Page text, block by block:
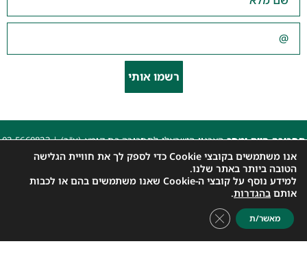
רשמו אותי
תחבורה היום ומחרהארגון הישראלי לתחבורה בת קימא (ע"ר) |03-5660823
|
beyarok@gmail.com
כל הזכויות שמורות 2025 | הצהרת נגישות האתר
עיצוב: עדי. עיצוב גרפי
אנו משתמשים בקובצי Cookie כדי לספק לך את חוויית הגלישה
הטובה ביותר באתר שלנו.
למידע נוסף על קובצי ה-Cookie שאנו משתמשים בהם או לכבות
אותם בהגדרות.
מאשר/ת Close GDPR Cookie Banner